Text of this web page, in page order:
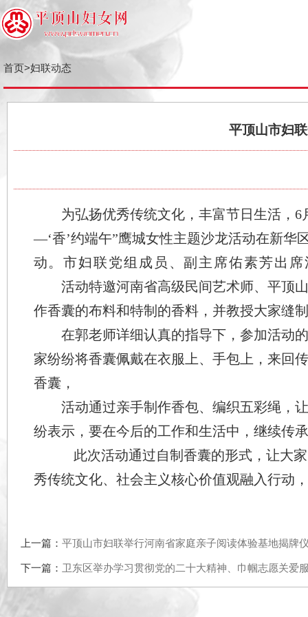
首页>妇联动态
平顶山市
为弘扬优秀传统文化，丰富节日生活
—‘香’约端午
鹰城女性主题沙龙活动 在 新
动。市妇联党组成员、副主席佑素芳
活动特邀河南省高级民间艺术师、平
作香囊的布料和特制的香料，并教授大家
在郭老师详细认真的指导下，参加活
家纷纷将香囊佩戴在衣服上、手包上，来
香囊，
活动通过亲手制作香包、编织五彩绳
纷表示，要在今后的工作和生活中，继续
此次活动通过自制香囊的形式，让
上一篇：平顶山市妇联举行河南省家庭亲子阅读体验基地揭